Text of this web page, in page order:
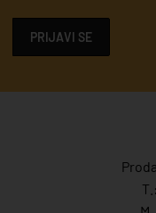
PRIJAVI SE
T.: